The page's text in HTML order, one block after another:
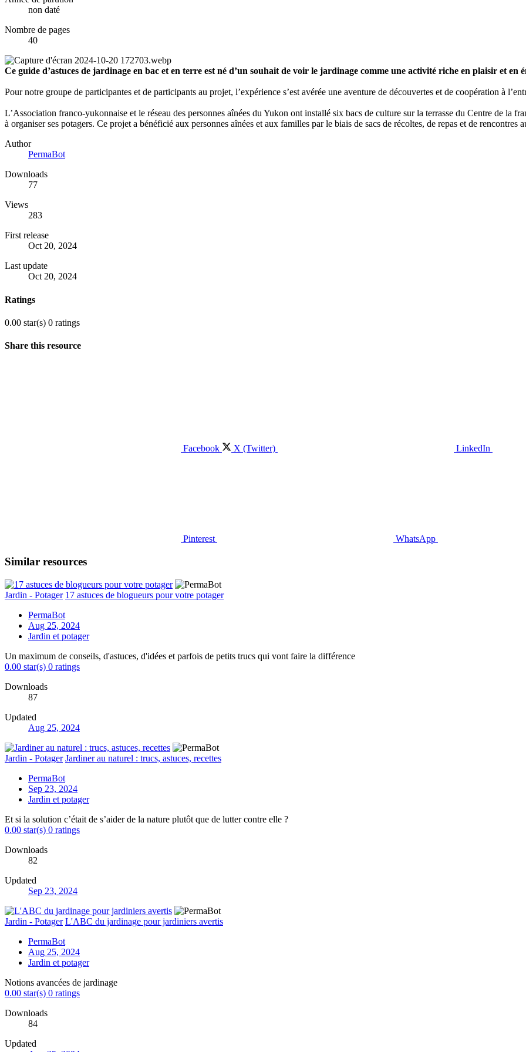
non daté
Nombre de pages
40
Ce guide d’astuces de jardinage en bac et en terre est né d’un souhait de voir le jardinage comme une activité riche en plaisir et en
Pour notre groupe de participantes et de participants au projet, l’expérience s’est avérée une aventure de découvertes et de coopération à
L’Association franco-yukonnaise et le réseau des personnes aînées du Yukon ont installé six bacs de culture sur la terrasse du Centre de la
à organiser ses potagers. Ce projet a bénéficié aux personnes aînées et aux familles par le biais de sacs de récoltes, de repas et de rencontres
Author
PermaBot
Downloads
77
Views
283
First release
Oct 20, 2024
Last update
Oct 20, 2024
Ratings
0.00 star(s) 0 ratings
Share this resource
Facebook X (Twitter) LinkedIn
Pinterest WhatsApp
Similar resources
Jardin - Potager 17 astuces de blogueurs pour votre potager
PermaBot
Aug 25, 2024
Jardin et potager
Un maximum de conseils, d'astuces, d'idées et parfois de petits trucs qui vont faire la différence
0.00 star(s) 0 ratings
Downloads
87
Updated
Aug 25, 2024
Jardin - Potager Jardiner au naturel : trucs, astuces, recettes
PermaBot
Sep 23, 2024
Jardin et potager
Et si la solution c’était de s’aider de la nature plutôt que de lutter contre elle ?
0.00 star(s) 0 ratings
Downloads
82
Updated
Sep 23, 2024
Jardin - Potager L'ABC du jardinage pour jardiniers avertis
PermaBot
Aug 25, 2024
Jardin et potager
Notions avancées de jardinage
0.00 star(s) 0 ratings
Downloads
84
Updated